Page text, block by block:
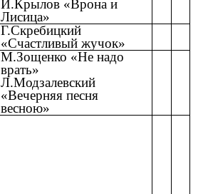
И.Крылов «Врона и
Лисица»
Г.Скребицкий
«Счастливый жучок»
М.Зощенко «Не надо
врать»
Л.Модзалевский
«Вечерняя песня
весною»